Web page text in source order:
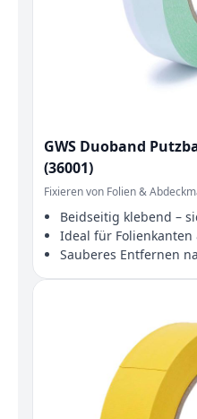
GWS Duoband
(36001)
Fixieren von Folien &
Beidseitig klebend –
Ideal für Folienkanten
Sauberes Entfernen